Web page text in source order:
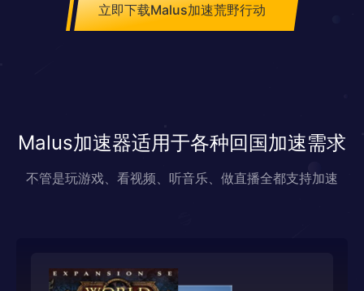
立即下载Malus加速荒野行动
Malus加速器适用于各种回国加速需求
不管是玩游戏、看视频、听音乐、做直播全都支持加速